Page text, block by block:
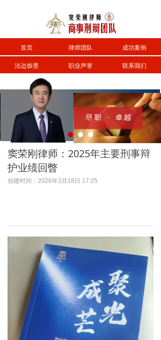
首页 律师团队 成功案例
法边馀墨 职业声誉 联系我们
窦荣刚律师：2025年主要刑事辩
护业绩回瞥
创建时间： 2026年3月18日 17:25